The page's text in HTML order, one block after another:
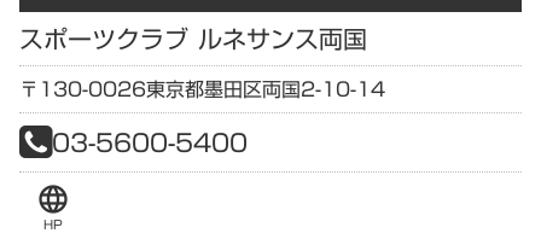
スポーツクラブ ルネサンス両国
〒130-0026東京都墨田区両国2-10-14
03-5600-5400
language
HP